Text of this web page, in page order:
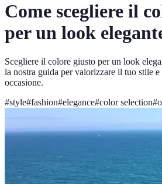
Come scegliere il
per un look
Scegliere il colore giusto per un look
la nostra guida per valorizzare il tuo stile
occasione.
#style#fashion#elegance#color selection#